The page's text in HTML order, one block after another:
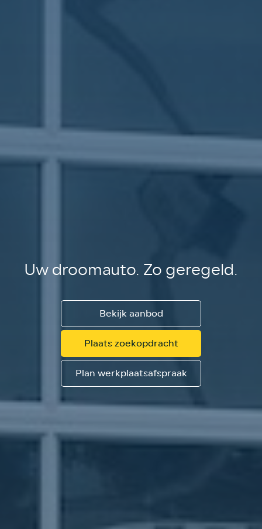
Uw droomauto. Zo geregeld.
Bekijk aanbod
Plaats zoekopdracht
Plan werkplaatsafspraak